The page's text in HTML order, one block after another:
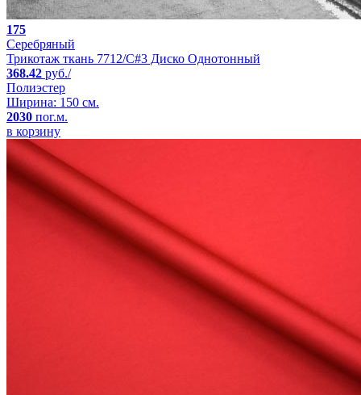
175
Серебряный
Трикотаж ткань 7712/C#3 Диско Однотонный
368.42 руб./
Полиэстер
Ширина: 150 см.
2030 пог.м.
в корзину